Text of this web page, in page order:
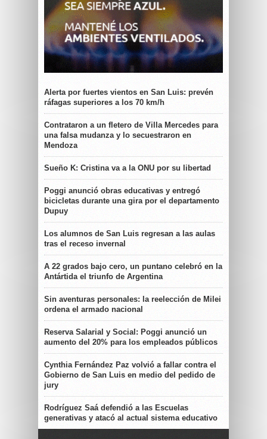
Alerta por fuertes vientos en San Luis: prevén
ráfagas superiores a los 70 km/h
Contrataron a un fletero de Villa Mercedes para
una falsa mudanza y lo secuestraron en
Mendoza
Sueño K: Cristina va a la ONU por su libertad
Poggi anunció obras educativas y entregó
bicicletas durante una gira por el departamento
Dupuy
Los alumnos de San Luis regresan a las aulas
tras el receso invernal
A 22 grados bajo cero, un puntano celebró en la
Antártida el triunfo de Argentina
Sin aventuras personales: la reelección de Milei
ordena el armado nacional
Reserva Salarial y Social: Poggi anunció un
aumento del 20% para los empleados públicos
Cynthia Fernández Paz volvió a fallar contra el
Gobierno de San Luis en medio del pedido de
jury
Rodríguez Saá defendió a las Escuelas
generativas y atacó al actual sistema educativo